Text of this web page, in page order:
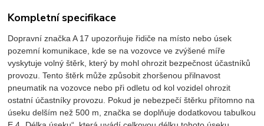
Kompletní specifikace
Dopravní značka A 17 upozorňuje řidiče na místo nebo úsek
pozemní komunikace, kde se na vozovce ve zvýšené míře
vyskytuje volný štěrk, který by mohl ohrozit bezpečnost účastníků
provozu. Tento štěrk může způsobit zhoršenou přilnavost
pneumatik na vozovce nebo při odletu od kol vozidel ohrozit
ostatní účastníky provozu. Pokud je nebezpečí štěrku přítomno na
úseku delším než 500 m, značka se doplňuje dodatkovou tabulkou